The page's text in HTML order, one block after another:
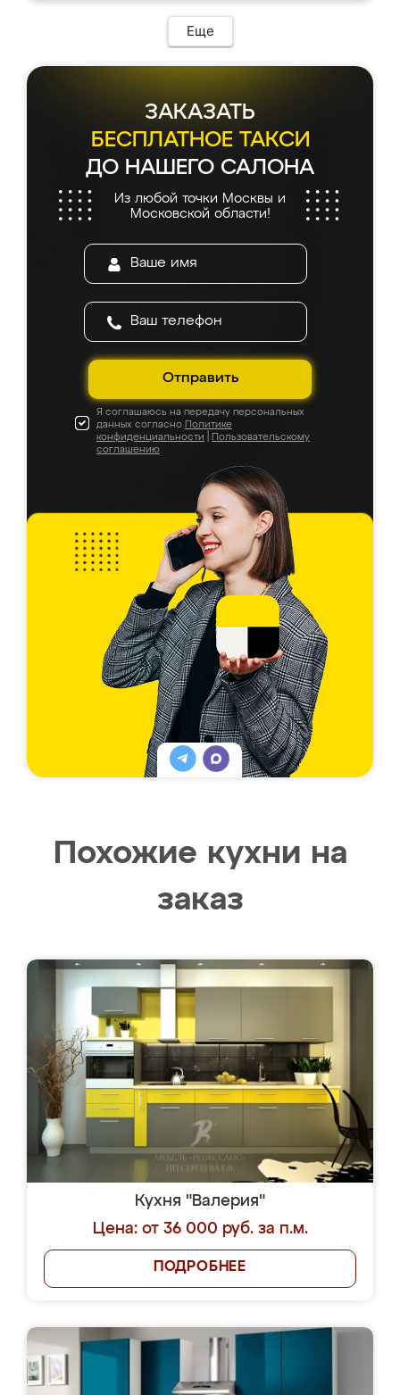
Еще
ЗАКАЗАТЬ
БЕСПЛАТНОЕ ТАКСИ
ДО НАШЕГО САЛОНА
Из любой точки Москвы и
Московской области!
Отправить
Я соглашаюсь на передачу персональных
данных согласно Политике
конфиденциальности
Пользовательскому
соглашению
Похожие кухни на
заказ
Кухня "Валерия"
Цена: от 36 000 руб. за п.м.
ПОДРОБНЕЕ